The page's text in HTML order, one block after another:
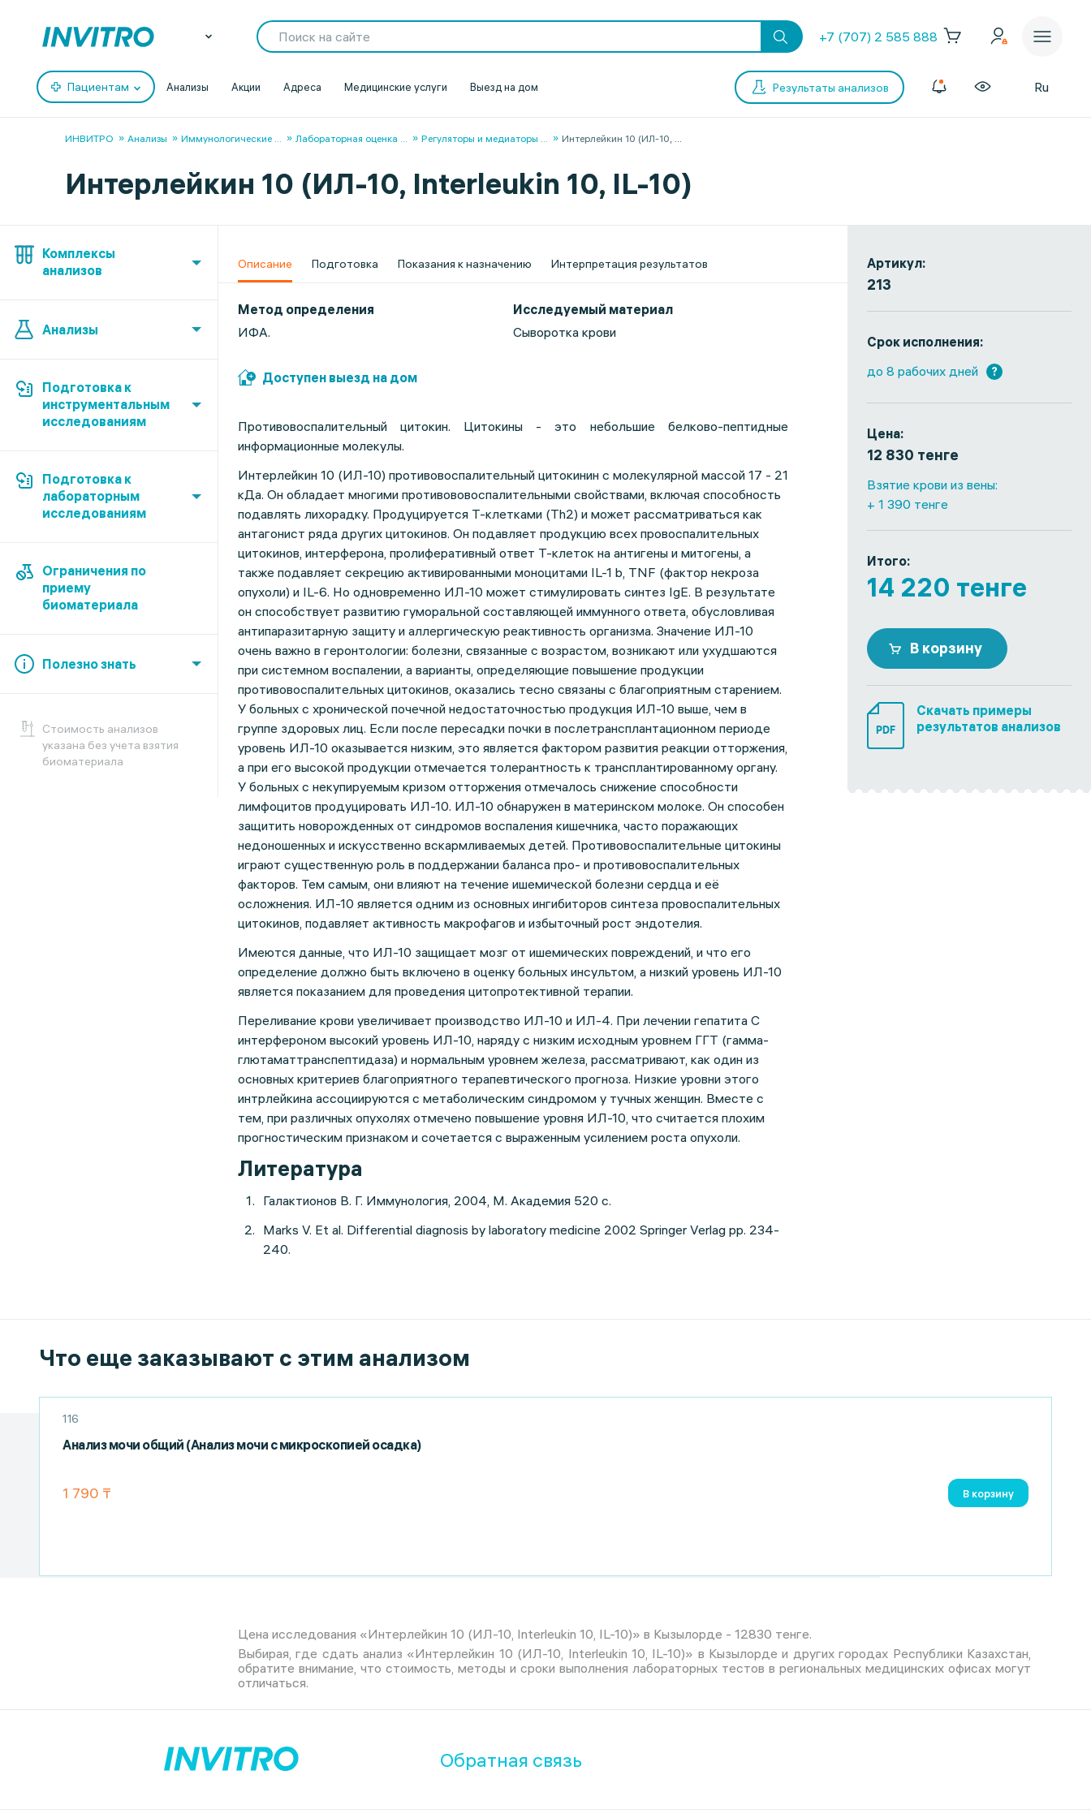
+7 (707) 2 585 888
Пациентам Анализы Акции Адреса Медицинские услуги Выезд на дом Результаты анализов Ru
ИНВИТРО Анализы Иммунологические ... Лабораторная оценка ... Регуляторы и медиаторы ... Интерлейкин 10 (ИЛ-10, ...
Интерлейкин 10 (ИЛ-10, Interleukin 10, IL-10)
Комплексы
анализов
Анализы
Подготовка к
инструментальным
исследованиям
Подготовка к
лабораторным
исследованиям
Ограничения по
приему
биоматериала
Полезно знать
Cтоимость анализов
указана без учета взятия
биоматериала
Артикул:
213
Срок исполнения:
до 8 рабочих дней
?
Цена:
12 830 тенге
Взятие крови из вены:
+ 1 390 тенге
Итого:
14 220 тенге
В корзину
PDF
Скачать примеры
результатов анализов
Описание Подготовка Показания к назначению Интерпретация результатов
Метод определения
ИФА.
Исследуемый материал
Сыворотка крови
Доступен выезд на дом
Противовоспалительный цитокин. Цитокины - это небольшие белково-пептидные
информационные молекулы.
Интерлейкин 10 (ИЛ-10) противовоспалительный цитокинин с молекулярной массой 17 - 21
кДа. Он обладает многими противововоспалительными свойствами, включая способность
подавлять лихорадку. Продуцируется Т-клетками (Th2) и может рассматриваться как
антагонист ряда других цитокинов. Он подавляет продукцию всех провоспалительных
цитокинов, интерферона, пролиферативный ответ Т-клеток на антигены и митогены, а
также подавляет секрецию активированными моноцитами IL-1 b, TNF (фактор некроза
опухоли) и IL-6. Но одновременно ИЛ-10 может стимулировать синтез IgE. В результате
он способствует развитию гуморальной составляющей иммунного ответа, обусловливая
антипаразитарную защиту и аллергическую реактивность организма. Значение ИЛ-10
очень важно в геронтологии: болезни, связанные с возрастом, возникают или ухудшаются
при системном воспалении, а варианты, определяющие повышение продукции
противовоспалительных цитокинов, оказались тесно связаны с благоприятным старением.
У больных с хронической почечной недостаточностью продукция ИЛ-10 выше, чем в
группе здоровых лиц. Если после пересадки почки в послетрансплантационном периоде
уровень ИЛ-10 оказывается низким, это является фактором развития реакции отторжения,
а при его высокой продукции отмечается толерантность к трансплантированному органу.
У больных с некупируемым кризом отторжения отмечалось снижение способности
лимфоцитов продуцировать ИЛ-10. ИЛ-10 обнаружен в материнском молоке. Он способен
защитить новорожденных от синдромов воспаления кишечника, часто поражающих
недоношенных и искусственно вскармливаемых детей. Противовоспалительные цитокины
играют существенную роль в поддержании баланса про- и противовоспалительных
факторов. Тем самым, они влияют на течение ишемической болезни сердца и её
осложнения. ИЛ-10 является одним из основных ингибиторов синтеза провоспалительных
цитокинов, подавляет активность макрофагов и избыточный рост эндотелия.
Имеются данные, что ИЛ-10 защищает мозг от ишемических повреждений, и что его
определение должно быть включено в оценку больных инсультом, а низкий уровень ИЛ-10
является показанием для проведения цитопротективной терапии.
Переливание крови увеличивает производство ИЛ-10 и ИЛ-4. При лечении гепатита С
интерфероном высокий уровень ИЛ-10, наряду с низким исходным уровнем ГГТ (гамма-
глютаматтранспептидаза) и нормальным уровнем железа, рассматривают, как один из
основных критериев благоприятного терапевтического прогноза. Низкие уровни этого
интрлейкина ассоциируются с метаболическим синдромом у тучных женщин. Вместе с
тем, при различных опухолях отмечено повышение уровня ИЛ-10, что считается плохим
прогностическим признаком и сочетается с выраженным усилением роста опухоли.
Литература
Галактионов В. Г. Иммунология, 2004, М. Академия 520 с.
Marks V. Et al. Differential diagnosis by laboratory medicine 2002 Springer Verlag pp. 234-
240.
Что еще заказывают с этим анализом
116
Анализ мочи общий (Анализ мочи с микроскопией осадка)
1 790 ₸ В корзину
Цена исследования «Интерлейкин 10 (ИЛ-10, Interleukin 10, IL-10)» в Кызылорде - 12830 тенге.
Выбирая, где сдать анализ «Интерлейкин 10 (ИЛ-10, Interleukin 10, IL-10)» в Кызылорде и других городах Республики Казахстан,
обратите внимание, что стоимость, методы и сроки выполнения лабораторных тестов в региональных медицинских офисах могут
отличаться.
Обратная связь